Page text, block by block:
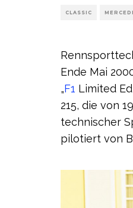
CLASSIC
Ende Mai
„F1 Limited
215, die von
technischer
pilotiert von